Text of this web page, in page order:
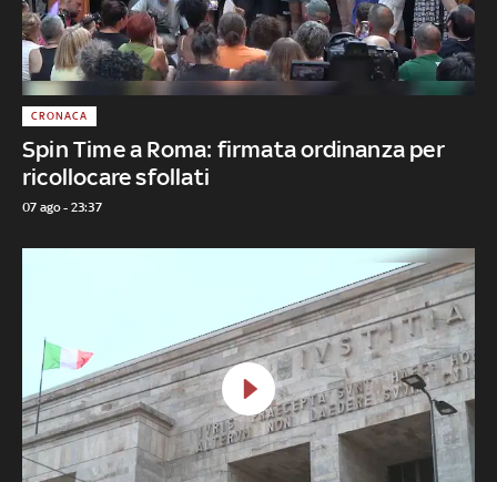
Spin Time a Roma: firmata ordinanza per
ricollocare sfollati
CRONACA
07 ago - 23:37